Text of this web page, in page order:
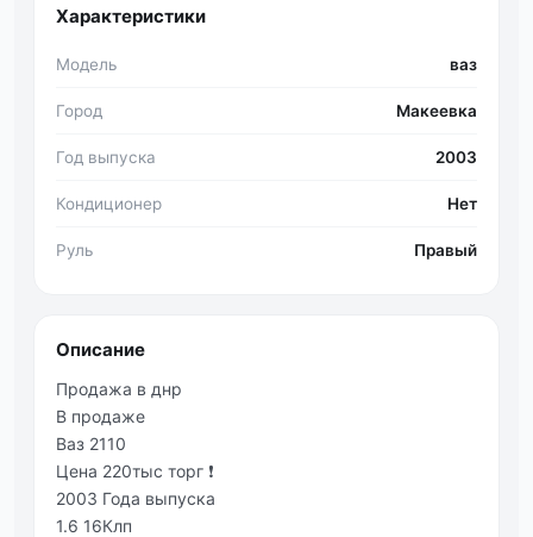
Характеристики
Модель ваз
Город Макеевка
Год выпуска 2003
Кондиционер Нет
Руль Правый
Описание
Продажа в днр
В продаже
Ваз 2110
Цена 220тыс торг ❗
2003 Года выпуска
1.6 16Клп